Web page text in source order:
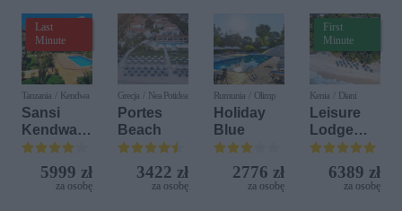
Last
Minute
Tanzania / Kendwa
Sansi
Kendwa
Beach
Resort
5999 zł
za osobę
Grecja / Nea Potidea
Portes
Beach
3422 zł
za osobę
Rumunia / Olimp
Holiday
Blue
2776 zł
za osobę
First
Minute
Kenia / Diani
Leisure
Lodge
Beach &
Golf
Resort by
6389 zł
za osobę